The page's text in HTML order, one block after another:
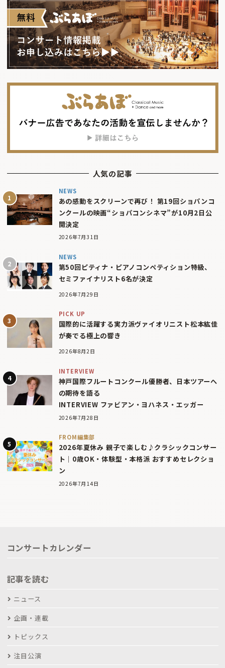
人気の記事
NEWS
あの感動をスクリーンで再び！ 第19回ショパンコ
ンクールの映画“ショパコンシネマ”が10月2日公
開決定
2026年7月31日
NEWS
第50回ピティナ・ピアノコンペティション特級、
セミファイナリスト6名が決定
2026年7月29日
PICK UP
国際的に活躍する実力派ヴァイオリニスト松本紘佳
が奏でる極上の響き
2026年8月2日
INTERVIEW
神戸国際フルートコンクール優勝者、日本ツアーへ
の期待を語る
INTERVIEW ファビアン・ヨハネス・エッガー
2026年7月28日
FROM編集部
2026年夏休み 親子で楽しむ♪クラシックコンサー
ト｜0歳OK・体験型・本格派 おすすめセレクショ
ン
2026年7月14日
コンサートカレンダー
記事を読む
ニュース
企画・連載
トピックス
注目公演